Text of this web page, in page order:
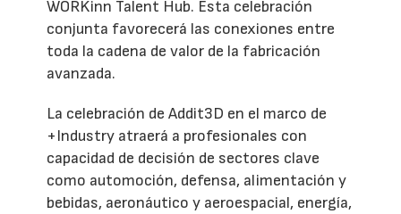
WORKinn Talent Hub. Esta celebración
conjunta favorecerá las conexiones entre
toda la cadena de valor de la fabricación
avanzada.
La celebración de Addit3D en el marco de
+Industry atraerá a profesionales con
capacidad de decisión de sectores clave
como automoción, defensa, alimentación y
bebidas, aeronáutico y aeroespacial, energía,